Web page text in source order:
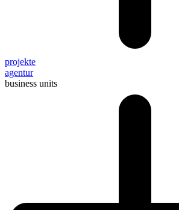
projekte
agentur
business units